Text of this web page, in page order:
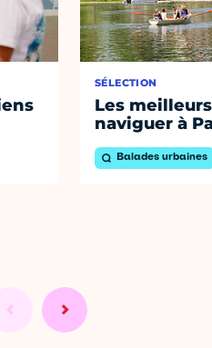
SÉLECTION
Les
naviguer à
Balades urbaines